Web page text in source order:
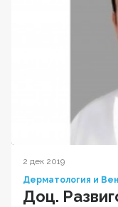
2 дек 2019
Дерматология и
Доц.